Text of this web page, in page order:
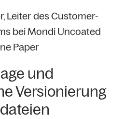
Leiter des Customer-
bei Mondi Uncoated
Paper
und
Versionierung